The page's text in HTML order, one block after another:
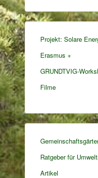
Projekt: Solare
Erasmus +
GRUNDTVIG-
Filme
Ratgeber für
Artikel